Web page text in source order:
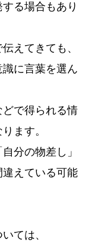
る場合もあり
えてきても、
に言葉を選ん
どで得られる情
ます。
分の物差し」
えている可能
ては、